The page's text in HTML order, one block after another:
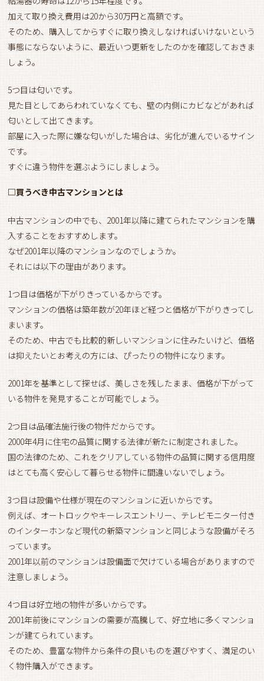
加えて取り換え費用は20から30万円と高額です。
そのため、購入してからすぐに取り換えしなければいけないという
事態にならないように、最近いつ更新をしたのかを確認しておきま
しょう。
5つ目は匂いです。
見た目としてあらわれていなくても、壁の内側にカビなどがあれば
匂いとして出てきます。
部屋に入った際に嫌な匂いがした場合は、劣化が進んでいるサイン
です。
すぐに違う物件を選ぶようにしましょう。
□買うべき中古マンションとは
中古マンションの中でも、2001年以降に建てられたマンションを購
入することをおすすめします。
なぜ2001年以降のマンションなのでしょうか。
それには以下の理由があります。
1つ目は価格が下がりきっているからです。
マンションの価格は築年数が20年ほど経つと価格が下がりきってし
まいます。
そのため、中古でも比較的新しいマンションに住みたいけど、価格
は抑えたいとお考えの方には、ぴったりの物件になります。
2001年を基準として探せば、美しさを残したまま、価格が下がって
いる物件を発見することが可能でしょう。
2つ目は品確法施行後の物件だからです。
2000年4月に住宅の品質に関する法律が新たに制定されました。
国の法律のため、これをクリアしている物件の品質に関する信用度
はとても高く安心して暮らせる物件に間違いないでしょう。
3つ目は設備や仕様が現在のマンションに近いからです。
例えば、オートロックやキーレスエントリー、テレビモニター付き
のインターホンなど現代の新築マンションと同じような設備がそろ
っています。
2001年以前のマンションは設備面で欠けている場合がありますので
注意しましょう。
4つ目は好立地の物件が多いからです。
2001年前後にマンションの需要が高騰して、好立地に多くマンショ
ンが建てられています。
そのため、豊富な物件から条件の良いものを選びやすく、満足のい
く物件購入ができます。